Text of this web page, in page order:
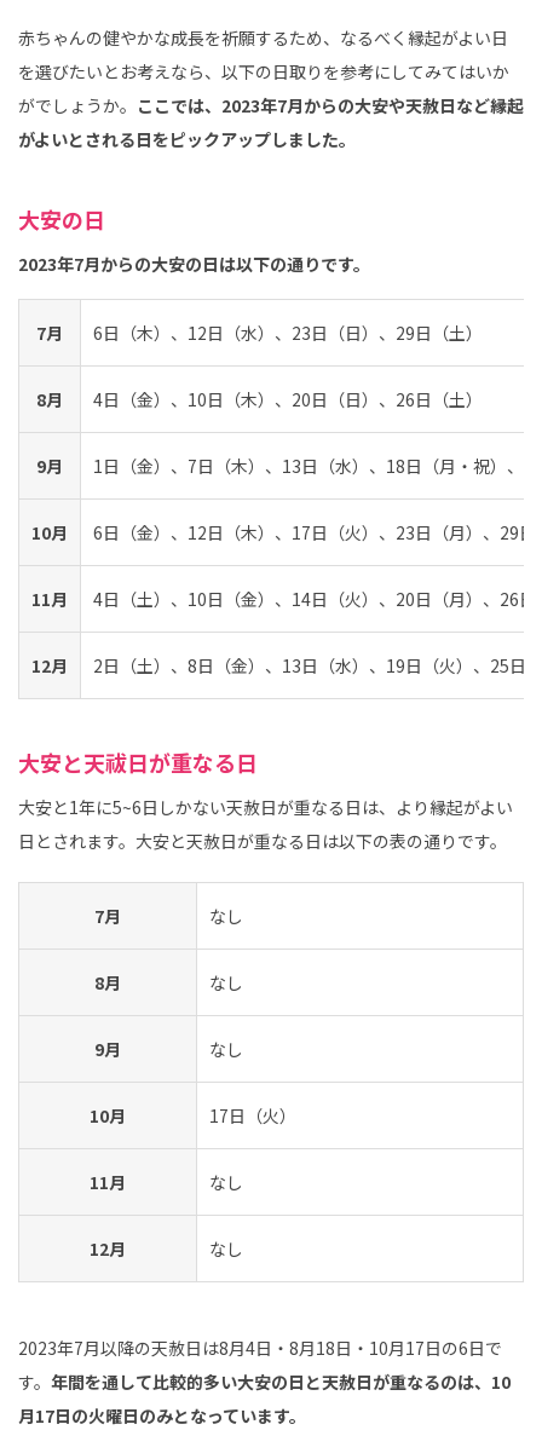
赤ちゃんの健やかな成長を祈願するため、なるべく縁起がよい日
を選びたいとお考えなら、以下の日取りを参考にしてみてはいか
がでしょうか。 ここでは、2023年7月からの大安や天赦日など縁起
がよいとされる日をピックアップしました。
大安の日
2023年7月からの大安の日は以下の通りです。
7月 6日（木）、12日（水）、23日（日）、29日（土）
8月 4日（金）、10日（木）、20日（日）、26日（土）
9月 1日（金）、7日（木）、13日（水）、18日（月・祝）、
10月 6日（金）、12日（木）、17日（火）、23日（月）、29日
11月 4日（土）、10日（金）、14日（火）、20日（月）、26日
12月 2日（土）、8日（金）、13日（水）、19日（火）、25日
大安と天祓日が重なる日
大安と1年に5~6日しかない天赦日が重なる日は、より縁起がよい
日とされます。大安と天赦日が重なる日は以下の表の通りです。
7月 なし
8月 なし
9月 なし
10月 17日（火）
11月 なし
12月 なし
2023年7月以降の天赦日は8月4日・8月18日・10月17日の6日で
す。 年間を通して比較的多い大安の日と天赦日が重なるのは、10
月17日の火曜日のみとなっています。